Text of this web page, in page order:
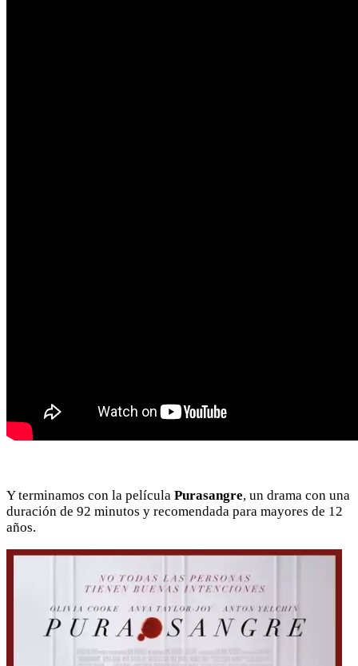
Y terminamos con la película Purasangre, un drama con una
duración de 92 minutos y recomendada para mayores de 12
años.